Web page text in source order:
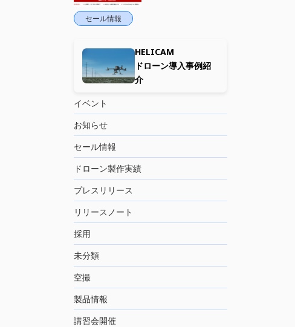
セール情報
HELICAM
ドローン導入事例紹
介
イベント
お知らせ
セール情報
ドローン製作実績
プレスリリース
リリースノート
採用
未分類
空撮
製品情報
講習会開催